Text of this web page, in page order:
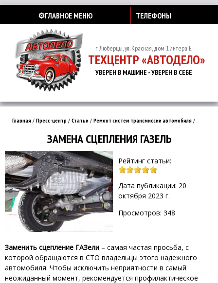
⚙️ГЛАВНОЕ МЕНЮ ТЕЛЕФОНЫ
г. Люберцы, ул. Красная, дом 1 литера Е
ТЕХЦЕНТР «АВТОДЕЛО»
УВЕРЕН В МАШИНЕ - УВЕРЕН В СЕБЕ
Главная / Пресс-центр / Статьи / Ремонт систем трансмиссии автомобиля /
ЗАМЕНА СЦЕПЛЕНИЯ ГАЗЕЛЬ
Рейтинг статьи:
Дата публикации: 20
октября 2023 г.
Просмотров: 348
Заменить сцепление ГАЗели – самая частая просьба, с
которой обращаются в СТО владельцы этого надежного
автомобиля. Чтобы исключить неприятности в самый
неожиданный момент, рекомендуется профилактическое